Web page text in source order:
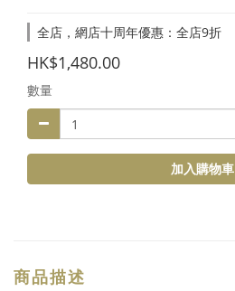
全店，網店十周年優惠：全店9折
HK$1,480.00
數量
加入購物車
商品描述